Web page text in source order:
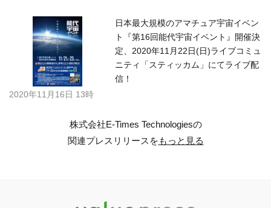
日本最大規模のアマチュア宇宙イベン
ト『第16回能代宇宙イベント』開催決
定、2020年11月22日(日)ライブコミュ
ニティ「スティッカム」にてライブ配
信！
2020年11月16日 13時
株式会社E-Times Technologiesの
関連プレスリリースをもっと見る